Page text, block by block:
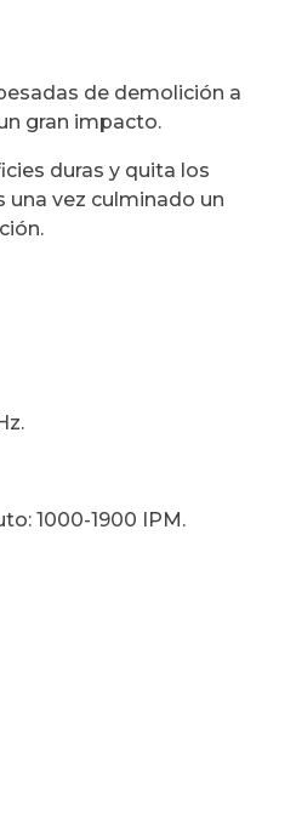
de demolición a
gran impacto.
duras y quita los
vez culminado un
1000-1900 IPM.